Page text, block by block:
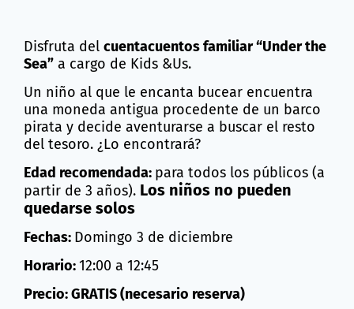
Disfruta del cuentacuentos familiar “Under the
Sea” a cargo de Kids &Us.
Un niño al que le encanta bucear encuentra
una moneda antigua procedente de un barco
pirata y decide aventurarse a buscar el resto
del tesoro. ¿Lo encontrará?
Edad recomendada: para todos los públicos (a
partir de 3 años). Los niños no pueden
quedarse solos
Fechas: Domingo 3 de diciembre
Horario:12:00 a 12:45
Precio: GRATIS (necesario reserva)